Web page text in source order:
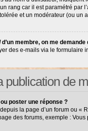
rang car il est paramétré
et un modérateur (ou
d’un membre, on me
des e-mails via le
publication de
poster une réponse ?
la page d’un forum ou «
des forums, exemple : Vous